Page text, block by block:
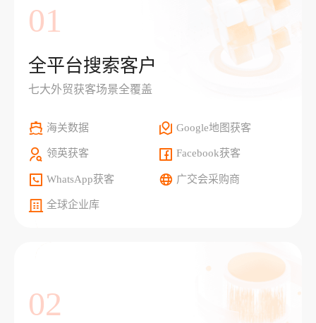
01
全平台搜索客户
七大外贸获客场景全覆盖
海关数据 Google地图获客
领英获客 Facebook获客
WhatsApp获客 广交会采购商
全球企业库
02